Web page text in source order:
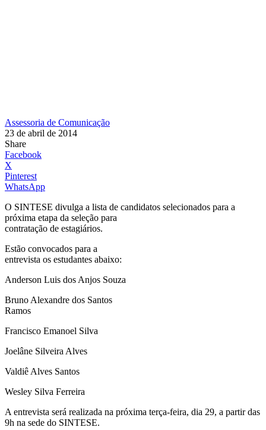
Assessoria de Comunicação
23 de abril de 2014
Share
Facebook
X
Pinterest
WhatsApp
O SINTESE divulga a lista de candidatos selecionados para a
próxima etapa da seleção para
contratação de estagiários.
Estão convocados para a
entrevista os estudantes abaixo:
Anderson Luis dos Anjos Souza
Bruno Alexandre dos Santos
Ramos
Francisco Emanoel Silva
Joelâne Silveira Alves
Valdiê Alves Santos
Wesley Silva Ferreira
A entrevista será realizada na próxima terça-feira, dia 29, a partir das
9h na sede do SINTESE.